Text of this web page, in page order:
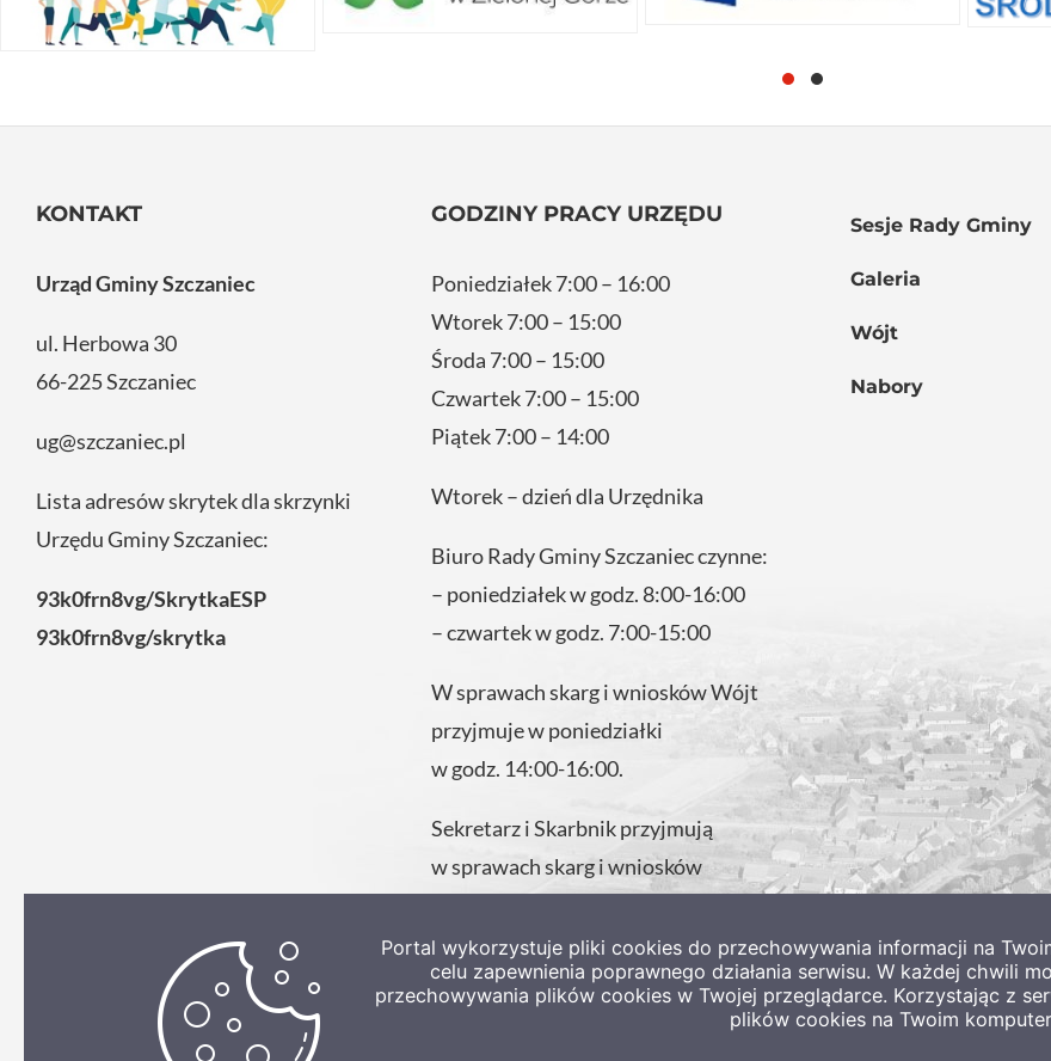
KONTAKT
Urząd Gminy Szczaniec
ul. Herbowa 30
66-225 Szczaniec
ug@szczaniec.pl
Lista adresów skrytek dla skrzynki
Urzędu Gminy Szczaniec:
93k0frn8vg/SkrytkaESP
93k0frn8vg/skrytka
GODZINY PRACY URZĘDU
Poniedziałek 7:00 – 16:00
Wtorek 7:00 – 15:00
Środa 7:00 – 15:00
Czwartek 7:00 – 15:00
Piątek 7:00 – 14:00
Wtorek – dzień dla Urzędnika
Biuro Rady Gminy Szczaniec czynne:
– poniedziałek w godz. 8:00-16:00
– czwartek w godz. 7:00-15:00
W sprawach skarg i wniosków Wójt
przyjmuje w poniedziałki
w godz. 14:00-16:00.
Sekretarz i Skarbnik przyjmują
w sprawach skarg i wniosków
Urzędu.
Sesje Rady Gminy
Galeria
Wójt
Nabory
Portal wykorzystuje pliki cookies do przechowywania informacji na
celu zapewnienia poprawnego działania serwisu. W każdej chwili
przechowywania plików cookies w Twojej przeglądarce. Korzystając z
plików cookies na Twoim